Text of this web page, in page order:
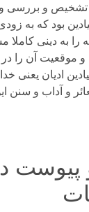
تشخیص و بررسی
بود که به
را به دینی کاملا
و موقعیت آن را
ادیان یعنی
و آداب و سنن